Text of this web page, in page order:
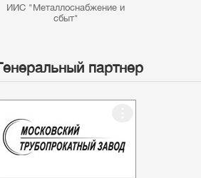
ИИС "Металлоснабжение и
сбыт"
партнер